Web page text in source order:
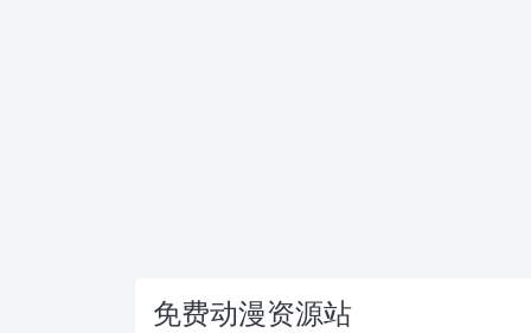
免费动漫资源站